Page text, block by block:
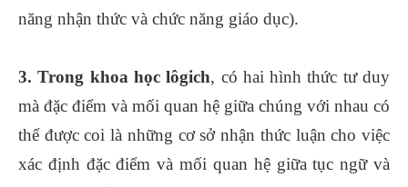
năng nhận thức và chức năng giáo dục).
3. Trong khoa học lôgich, có hai hình thức tư duy
mà đặc điểm và mối quan hệ giữa chúng với nhau có
thể được coi là những cơ sở nhận thức luận cho việc
xác định đặc điểm và mối quan hệ giữa tục ngữ và